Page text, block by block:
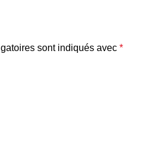
sont indiqués avec *